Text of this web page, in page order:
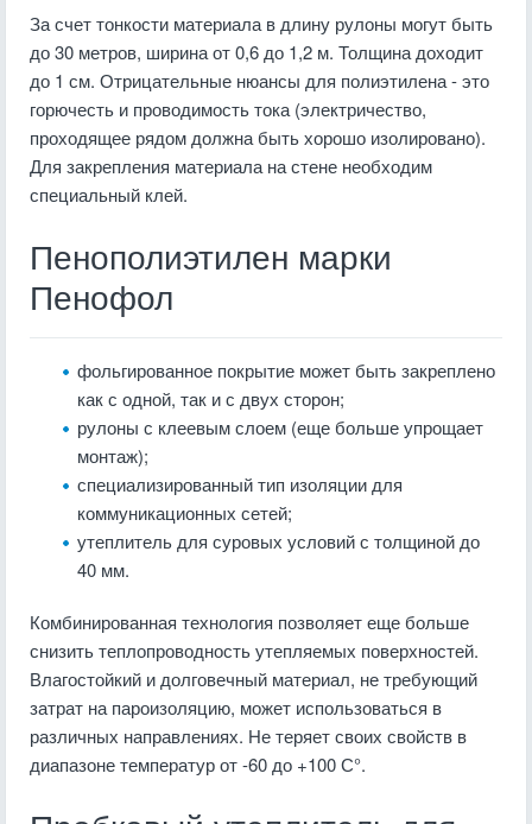
За счет тонкости материала в длину рулоны могут быть
до 30 метров, ширина от 0,6 до 1,2 м. Толщина доходит
до 1 см. Отрицательные нюансы для полиэтилена - это
горючесть и проводимость тока (электричество,
проходящее рядом должна быть хорошо изолировано).
Для закрепления материала на стене необходим
специальный клей.
Пенополиэтилен марки
Пенофол
фольгированное покрытие может быть закреплено
как с одной, так и с двух сторон;
рулоны с клеевым слоем (еще больше упрощает
монтаж);
специализированный тип изоляции для
коммуникационных сетей;
утеплитель для суровых условий с толщиной до
40 мм.
Комбинированная технология позволяет еще больше
снизить теплопроводность утепляемых поверхностей.
Влагостойкий и долговечный материал, не требующий
затрат на пароизоляцию, может использоваться в
различных направлениях. Не теряет своих свойств в
диапазоне температур от -60 до +100 С°.